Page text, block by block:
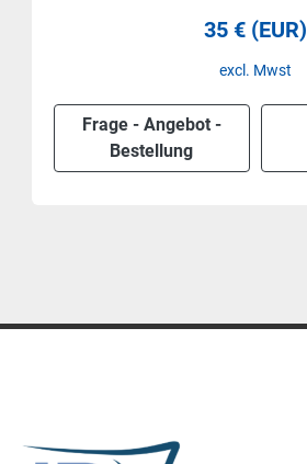
50 € (EUR)
excl. Mwst
Frage - Angebot -
Bestellung